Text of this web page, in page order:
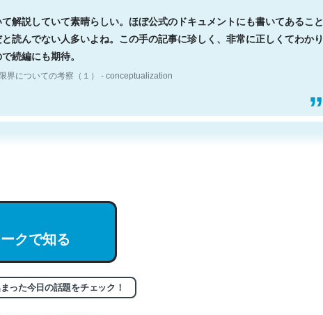
解説していて素晴らしい。ほぼ公式のドキュメントにも書いてあること
と読んでない人多いよね。この手の記事に珍しく、非常に正しくてわかり
続編にも期待。
界についての考察（１） - conceptualization
トークンだと英語小説100ページ分くらい。小説でいう「ずっと前
れないけど、短期記憶というには多い分量。進化すればするほど分かり
クで知る
った今日の話題をチェック！